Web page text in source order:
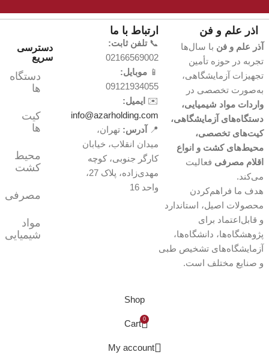
اذر علم و فن
آذر علم و فن با سال‌ها
تجربه در حوزه تأمین
تجهیزات آزمایشگاهی،
به‌صورت تخصصی در
واردات مواد شیمیایی،
دستگاه‌های آزمایشگاهی،
کیت‌های تخصصی،
محیط‌های کشت و انواع
اقلام مصرفی فعالیت
می‌کند.
هدف ما فراهم‌کردن
محصولات اصیل، استاندارد
و قابل‌اعتماد برای
پژوهشگاه‌ها، دانشگاه‌ها،
آزمایشگاه‌های تشخیص طبی
و صنایع مختلف است.
ارتباط با ما
📞تلفن ثابت:
02166569002
📱موبایل:
09121934055
✉️ ایمیل:
info@azarholding.com
📍
آدرس: تهران،
میدان انقلاب، خیابان
کارگر جنوبی، کوچه
مهدی‌زاده، پلاک 27،
واحد 16
دسترسی
سریع
دستگاه
ها
کیت
ها
محیط
کشت
مصرفی
مواد
شیمیایی
Shop
0
Cart
My account